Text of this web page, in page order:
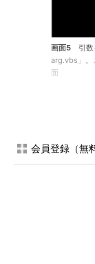
画面5 引数
arg.vbs」。
面
本来は「
-% "%temp%"
会員登録（無